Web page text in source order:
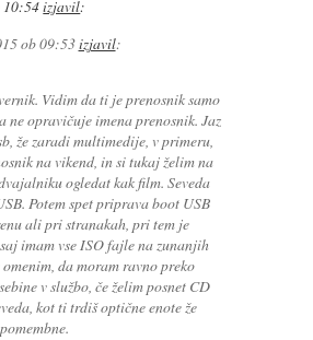
10:54izjavil:
ob 09:53izjavil:
Vidim da ti je prenosnik samo
ne opravičuje imena prenosnik. Jaz
že zaradi multimedije, v primeru,
na vikend, in si tukaj želim na
ogledat kak film. Seveda
Potem spet priprava boot USB
ali pri stranakah, pri tem je
imam vse ISO fajle na zunanjih
da moram ravno preko
v službo, če želim posnet CD
kot ti trdiš optične enote že